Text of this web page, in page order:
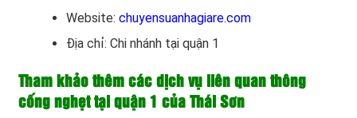
Website: chuyensuanhagiare.com
Địa chỉ: Chi nhánh tại quận 1
Tham khảo thêm các dịch vụ liên quan thông
cống nghẹt tại quận 1 của Thái Sơn